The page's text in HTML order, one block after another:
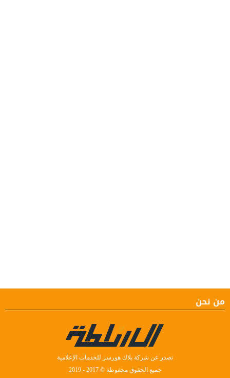
من نحن
تصدر عن شركة بلاك هورسز للخدمات الإعلامية
جميع الحقوق محفوظة © 2017 - 2019